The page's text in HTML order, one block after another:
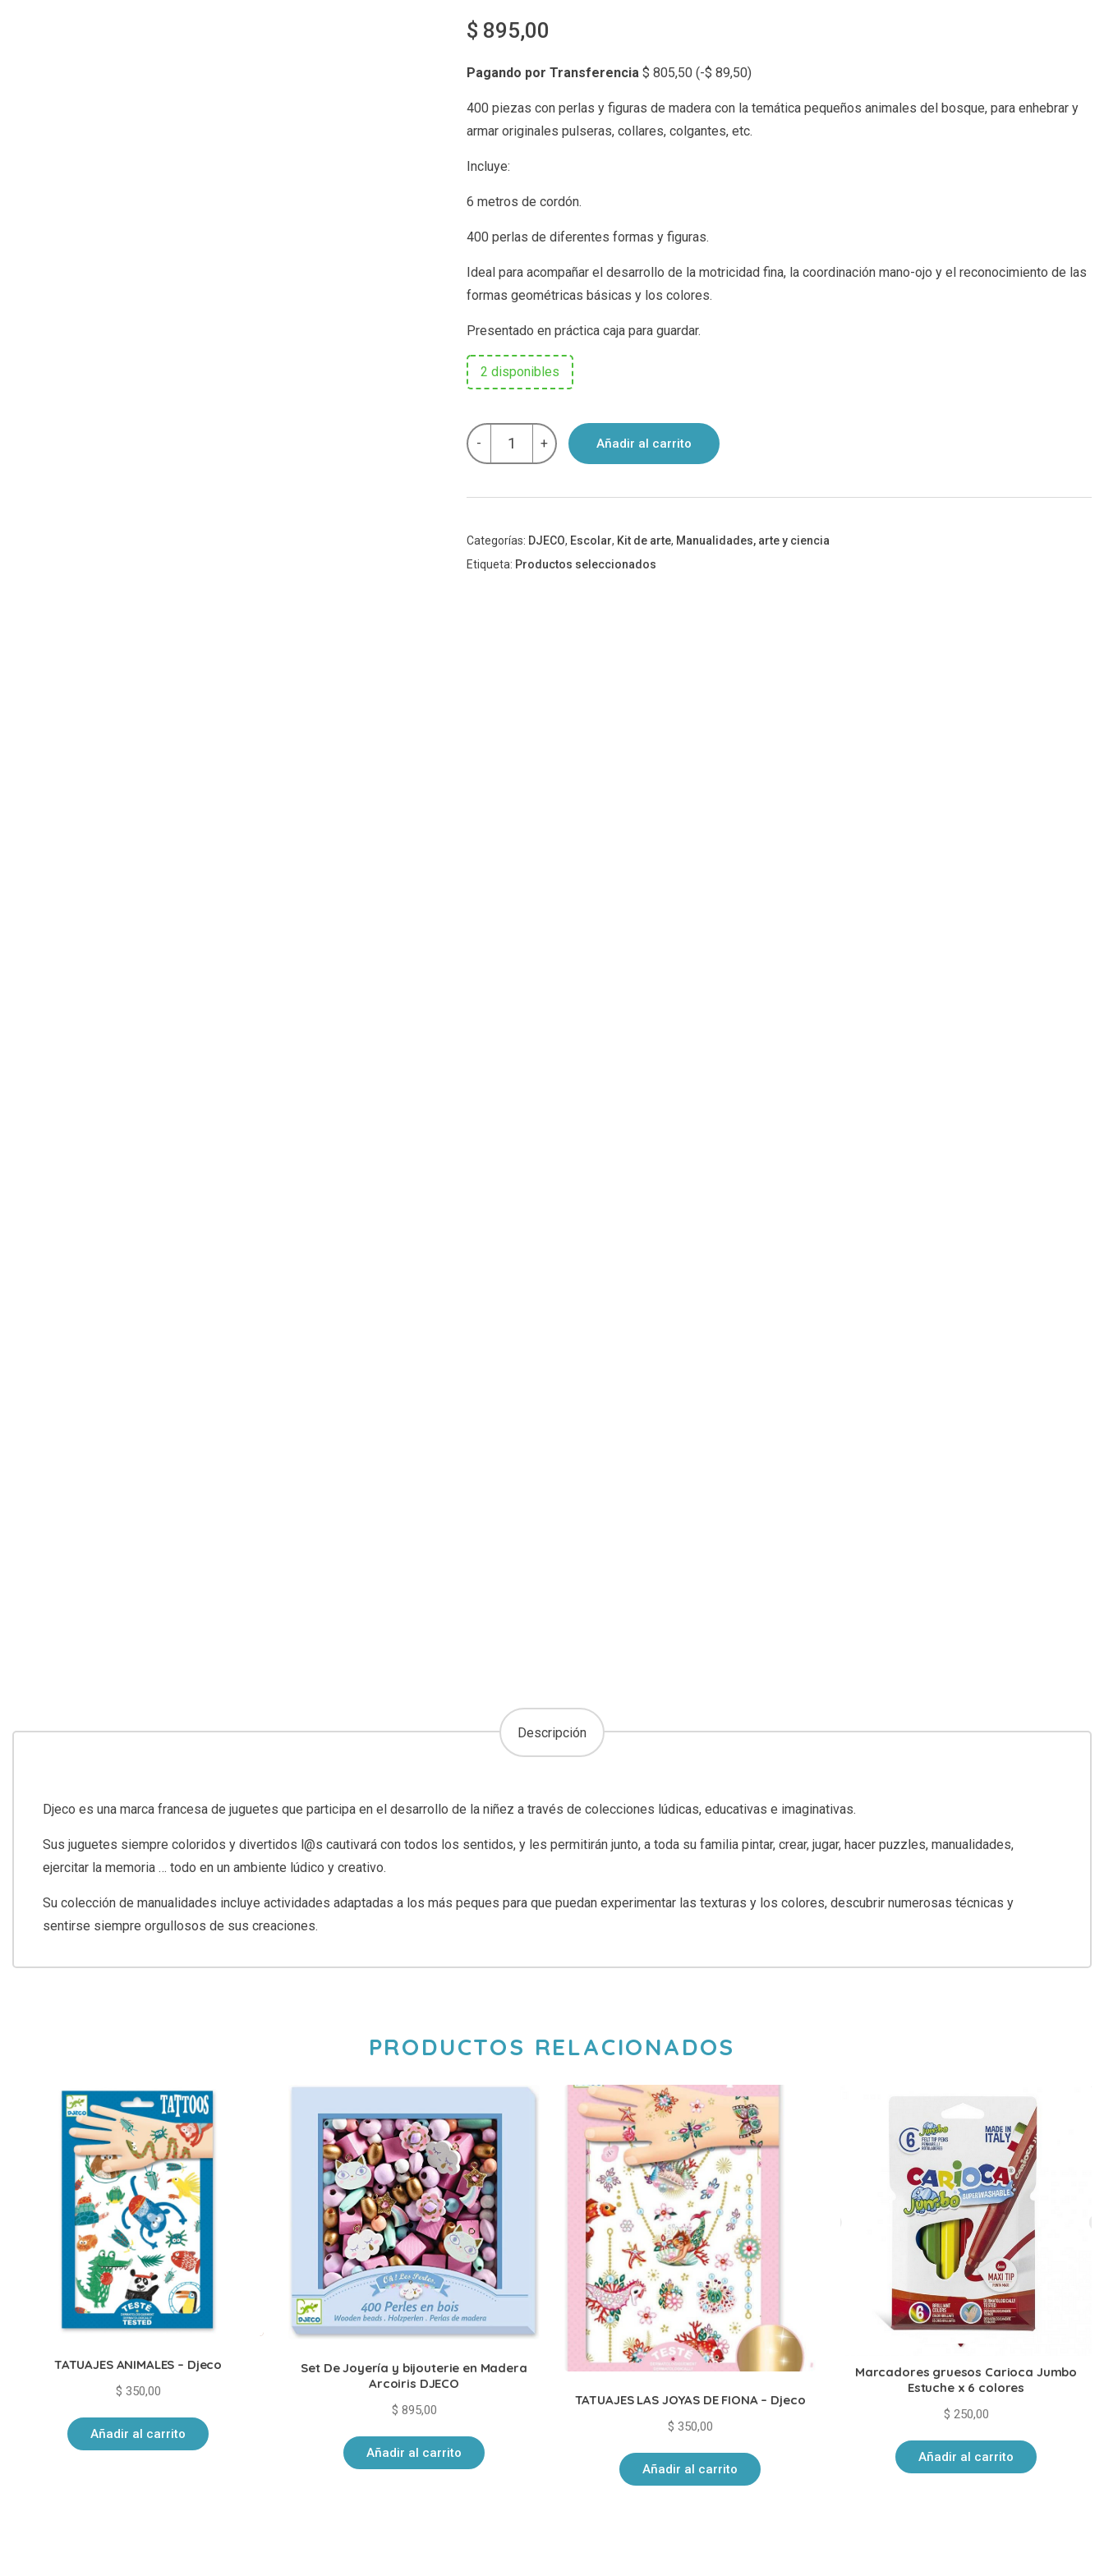
$ 895,00
Pagando por Transferencia $ 805,50 (-$ 89,50)
400 piezas con perlas y figuras de madera con la temática pequeños animales del bosque, para enhebrar y
armar originales pulseras, collares, colgantes, etc.
Incluye:
6 metros de cordón.
400 perlas de diferentes formas y figuras.
Ideal para acompañar el desarrollo de la motricidad fina, la coordinación mano-ojo y el reconocimiento de las
formas geométricas básicas y los colores.
Presentado en práctica caja para guardar.
2 disponibles
-
Kit
Perlas
De
Azul
+ Añadir al carrito
Categorías: DJECO, Escolar, Kit de arte, Manualidades, arte y ciencia
Etiqueta: Productos seleccionados
Descripción
Djeco es una marca francesa de juguetes que participa en el desarrollo de la niñez a través de colecciones lúdicas, educativas e imaginativas.
Sus juguetes siempre coloridos y divertidos l@s cautivará con todos los sentidos, y les permitirán junto, a toda su familia pintar, crear, jugar, hacer puzzles, manualidades,
ejercitar la memoria … todo en un ambiente lúdico y creativo.
Su colección de manualidades incluye actividades adaptadas a los más peques para que puedan experimentar las texturas y los colores, descubrir numerosas técnicas y
sentirse siempre orgullosos de sus creaciones.
PRODUCTOS RELACIONADOS
TATUAJES ANIMALES – Djeco
$ 350,00
Añadir al carrito
Set De Joyería y bijouterie en Madera
Arcoiris DJECO
$ 895,00
Añadir al carrito
TATUAJES LAS JOYAS DE FIONA – Djeco
$ 350,00
Añadir al carrito
Marcadores gruesos Carioca Jumbo
Estuche x 6 colores
$ 250,00
Añadir al carrito